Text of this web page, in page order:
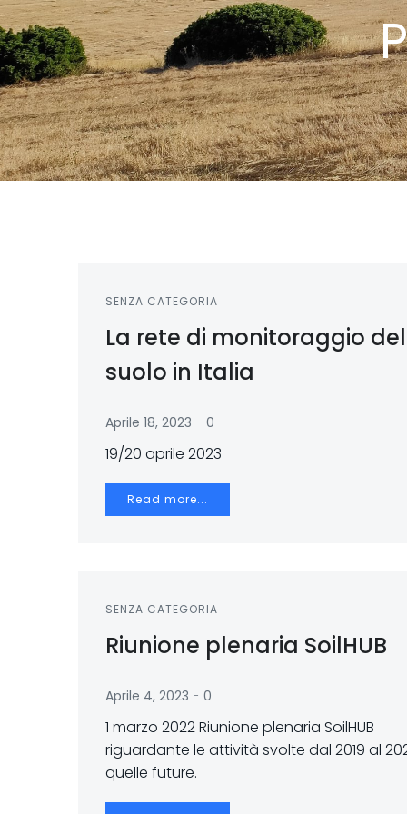
SENZA CATEGORIA
La rete di monitoraggio del
suolo in Italia
Aprile 18, 2023 - 0
19/20 aprile 2023
Read more...
SENZA CATEGORIA
Riunione plenaria SoilHUB
Aprile 4, 2023 - 0
1 marzo 2022 Riunione plenaria SoilHUB
riguardante le attività svolte dal 2019 al
quelle future.